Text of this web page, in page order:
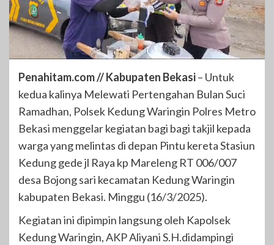
Penahitam.com // Kabupaten Bekasi– Untuk
kedua kalinya Melewati Pertengahan Bulan Suci
Ramadhan, Polsek Kedung Waringin Polres Metro
Bekasi menggelar kegiatan bagi bagi takjil kepada
warga yang melintas di depan Pintu kereta Stasiun
Kedung gede jl Raya kp Mareleng RT 006/007
desa Bojong sari kecamatan Kedung Waringin
kabupaten Bekasi. Minggu (16/3/2025).
Kegiatan ini dipimpin langsung oleh Kapolsek
Kedung Waringin, AKP Aliyani S.H.didampingi